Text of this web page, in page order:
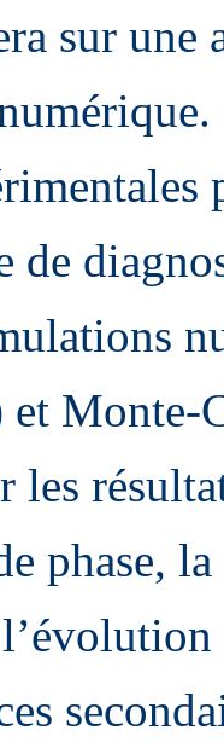
sur une
Monte-
les
phase,